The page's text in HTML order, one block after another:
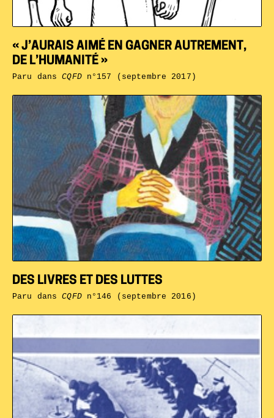
DES LIVRES ET DES LUTTES
Paru dansCQFDn°146 (septembre 2016)
« J’AURAIS AIMÉ EN GAGNER AUTREMENT,
DE L’HUMANITÉ »
Paru dansCQFDn°157 (septembre 2017)